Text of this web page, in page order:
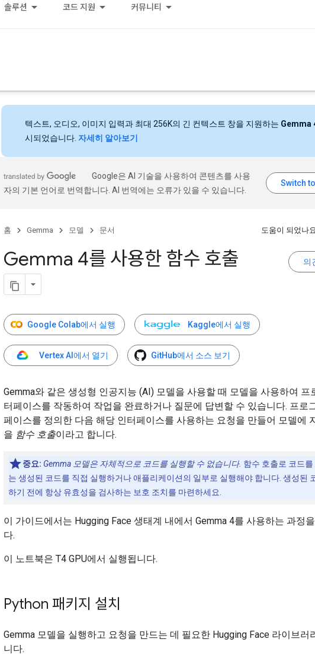
솔루션 코드 지원 커뮤니티
텍스트, 오디오, 이미지 입력과 최대 256K의 긴 컨텍스트 창을 지원하는 Gemma
시되었습니다. 자세히 알아보기
Google은 AI 기술을 사용하여 콘텐츠를 사용
자의 기본 언어로 번역합니다. AI 번역에는 오류가 있을 수 있습니다.
홈 Gemma 모델 문서 도움이 되었나
의
Gemma 4를 사용한 함수 호출
Google Colab에서 실행 Kaggle에서 실행
Vertex AI에서 열기 GitHub에서 소스 보기
Gemma와 같은 생성형 인공지능 (AI) 모델을 사용할 때 모델을 사용하여 프
터페이스를 작동하여 작업을 완료하거나 질문에 답변할 수 있습니다. 프로
페이스를 정의한 다음 해당 인터페이스를 사용하는 요청을 만들어 모델에
을 함수 호출이라고 합니다.
중요: Gemma 모델은 자체적으로 코드를 실행할 수 없습니다. 함수 호출로 코드를
는 생성된 코드를 직접 실행하거나 애플리케이션의 일부로 실행해야 합니다. 생성된
하기 전에 항상 유효성을 검사하는 보호 조치를 마련하세요.
이 가이드에서는 Hugging Face 생태계 내에서 Gemma 4를 사용하는 과정
다.
이 노트북은 T4 GPU에서 실행됩니다.
Python 패키지 설치
Gemma 모델을 실행하고 요청을 만드는 데 필요한 Hugging Face 라이브러
니다.